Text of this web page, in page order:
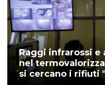
Raggi infrarossi e
nel
si cercano i rifiuti